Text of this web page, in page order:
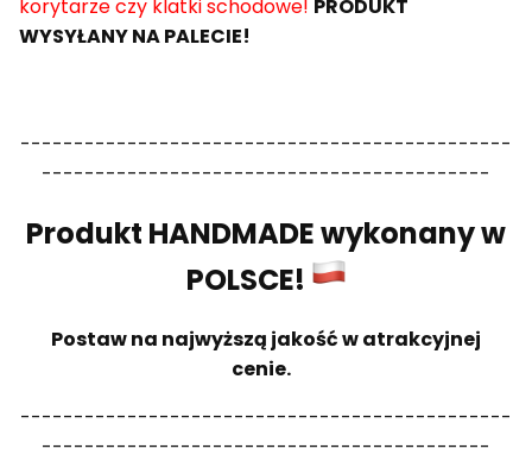
korytarze czy klatki schodowe! PRODUKT
WYSYŁANY NA PALECIE!
----------------------------------------------
------------------------------------------
Produkt HANDMADE wykonany w
POLSCE!
Postaw na najwyższą jakość w atrakcyjnej
cenie.
----------------------------------------------
------------------------------------------